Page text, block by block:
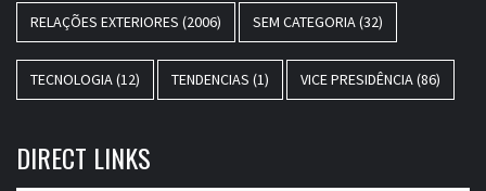
RELAÇÕES EXTERIORES (2006) SEM CATEGORIA(32)
TECNOLOGIA(12) TENDENCIAS (1) VICE PRESIDÊNCIA(86)
DIRECT LINKS